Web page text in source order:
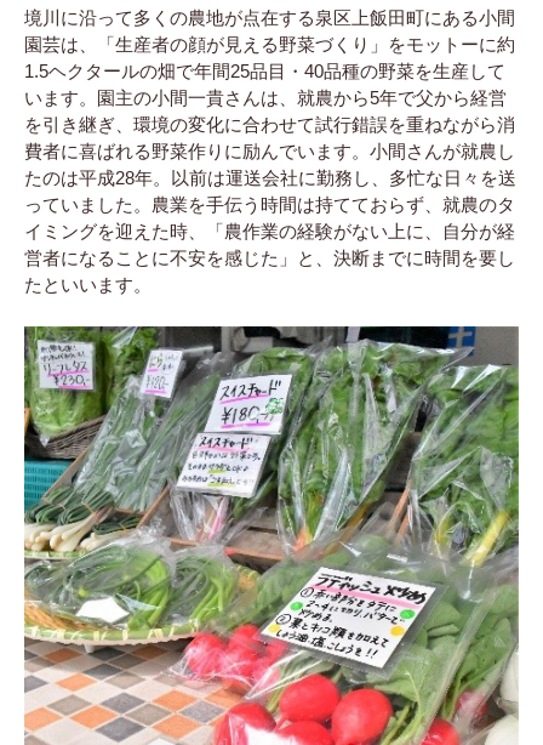
境川に沿って多くの農地が点在する泉区上飯田町にある小間
園芸は、「生産者の顔が見える野菜づくり」をモットーに約
1.5ヘクタールの畑で年間25品目・40品種の野菜を生産して
います。園主の小間一貴さんは、就農から5年で父から経営
を引き継ぎ、環境の変化に合わせて試行錯誤を重ねながら消
費者に喜ばれる野菜作りに励んでいます。小間さんが就農し
たのは平成28年。以前は運送会社に勤務し、多忙な日々を送
っていました。農業を手伝う時間は持てておらず、就農のタ
イミングを迎えた時、「農作業の経験がない上に、自分が経
営者になることに不安を感じた」と、決断までに時間を要し
たといいます。